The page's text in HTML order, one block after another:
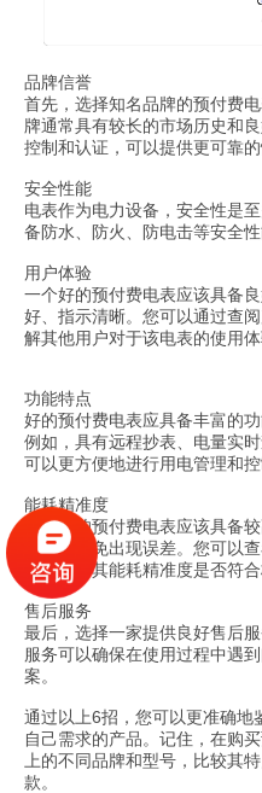
品牌信誉
首先，选择知名品牌的预付费
牌通常具有较长的市场历史和
控制和认证，可以提供更可靠的
安全性能
电表作为电力设备，安全性是
备防水、防火、防电击等安全
用户体验
一个好的预付费电表应该具备
好、指示清晰。您可以通过查
解其他用户对于该电表的使用体
功能特点
好的预付费电表应具备丰富的
例如，具有远程抄表、电量实
可以更方便地进行用电管理和控
能耗精准度
一个好的预付费电表应该具备
量，并避免出现误差。您可以
告，了解其能耗精准度是否符合
售后服务
最后，选择一家提供良好售后
服务可以确保在使用过程中遇
案。
通过以上6招，您可以更准确地
自己需求的产品。记住，在购
上的不同品牌和型号，比较其
款。